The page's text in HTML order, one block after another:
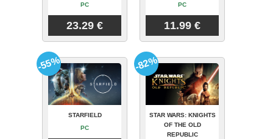
PC
23.29 €
PC
11.99 €
STARFIELD
PC
-55%
STAR WARS: KNIGHTS
OF THE OLD
REPUBLIC
-82%